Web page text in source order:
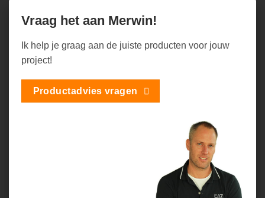
Vraag het aan Merwin!
Ik help je graag aan de juiste producten voor jouw
project!
Productadvies vragen